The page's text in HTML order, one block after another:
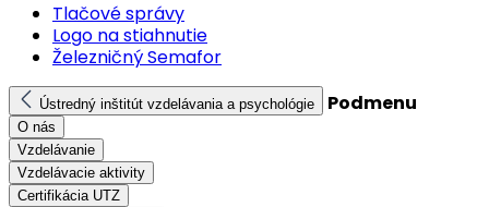
Tlačové správy
Logo na stiahnutie
Železničný Semafor
Ústredný inštitút vzdelávania a psychológie Podmenu
O nás
Vzdelávanie
Vzdelávacie aktivity
Certifikácia UTZ